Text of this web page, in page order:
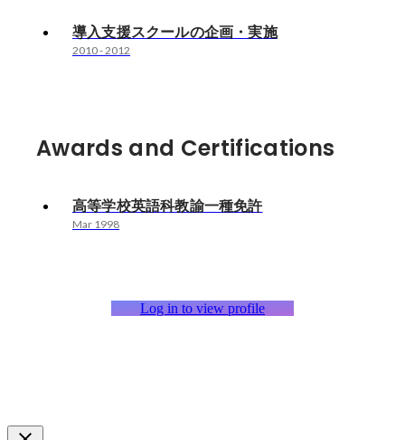
導入支援スクールの企画・実施
2010-2012
Awards and Certifications
高等学校英語科教諭一種免許
Mar 1998
Log in to view profile